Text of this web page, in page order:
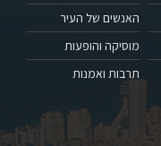
האנשים של העיר
מוסיקה והופעות
תרבות ואמנות